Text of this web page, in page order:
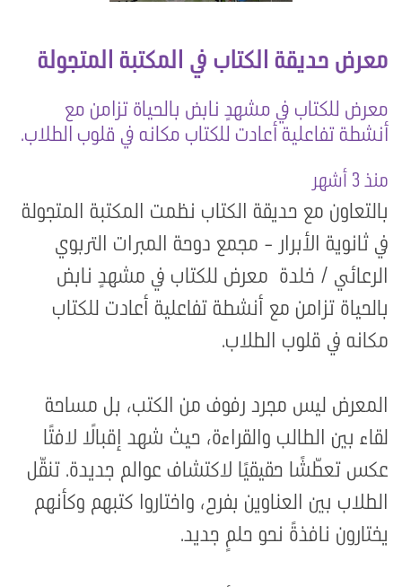
معرض حديقة الكتاب في المكتبة المتجولة
معرض للكتاب في مشهدٍ نابض بالحياة تزامن مع
أنشطة تفاعلية أعادت للكتاب مكانه في قلوب الطلاب.
منذ 3 أشهر
بالتعاون مع حديقة الكتاب نظمت المكتبة المتجولة
في ثانوية الأبرار - مجمع دوحة المبرات التربوي
الرعائي / خلدة معرض للكتاب في مشهدٍ نابض
بالحياة تزامن مع أنشطة تفاعلية أعادت للكتاب
مكانه في قلوب الطلاب.️
المعرض ليس مجرد رفوف من الكتب، بل مساحة
لقاء بين الطالب والقراءة، حيث شهد إقبالًا لافتًا
عكس تعطّشًا حقيقيًا لاكتشاف عوالم جديدة. تنقّل
الطلاب بين العناوين بفرح، واختاروا كتبهم وكأنهم
يختارون نافذةً نحو حلمٍ جديد.️